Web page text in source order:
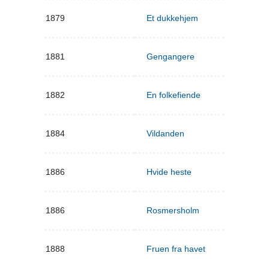
1879 Et dukkehjem
1881 Gengangere
1882 En folkefiende
1884 Vildanden
1886 Hvide heste
1886 Rosmersholm
1888 Fruen fra havet